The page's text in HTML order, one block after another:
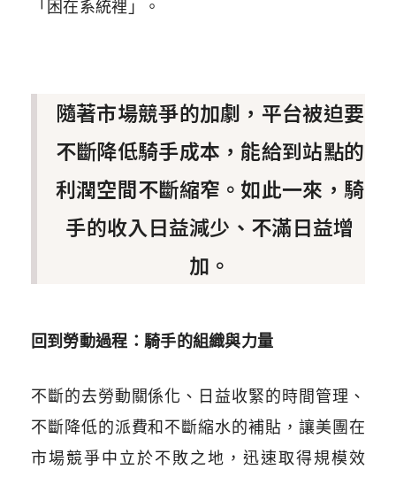
「困在系統裡」。
隨著市場競爭的加劇，平台被迫要
不斷降低騎手成本，能給到站點的
利潤空間不斷縮窄。如此一來，騎
手的收入日益減少、不滿日益增
加。
回到勞動過程：騎手的組織與力量
不斷的去勞動關係化、日益收緊的時間管理、
不斷降低的派費和不斷縮水的補貼，讓美團在
市場競爭中立於不敗之地，迅速取得規模效